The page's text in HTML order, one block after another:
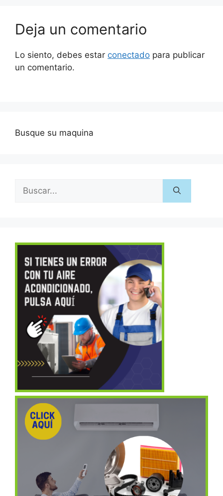
Deja un comentario
Lo siento, debes estar conectado para publicar
un comentario.
Busque su maquina